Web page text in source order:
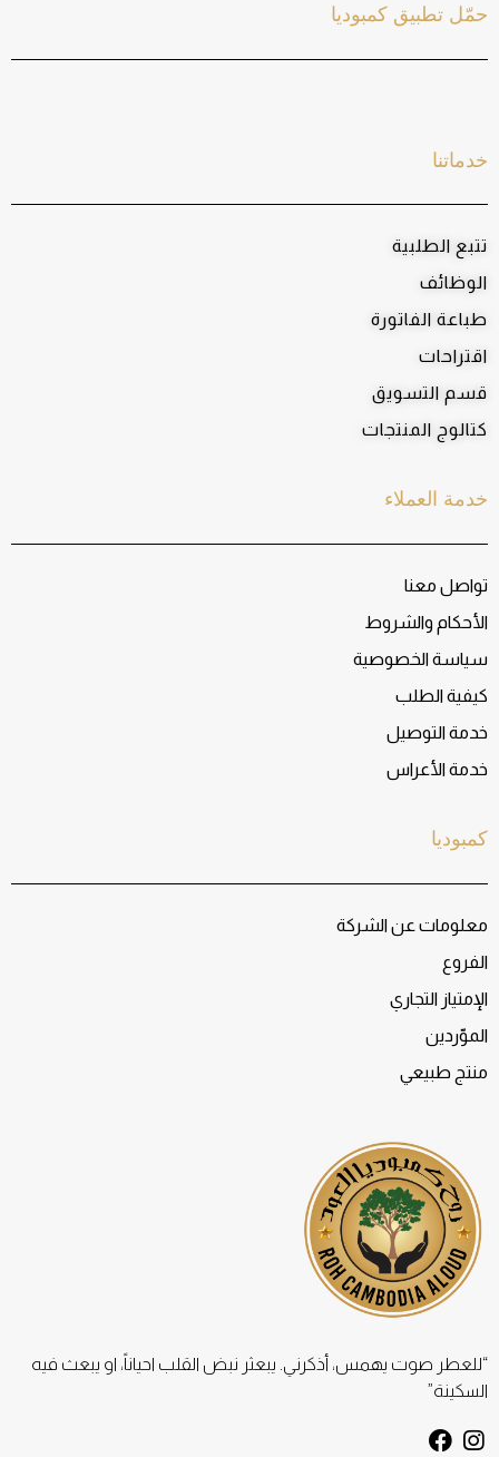
“للعطر صوت يهمس، أذكرني. يبعثر نبض القلب احياناً، او يبعث فيه
السكينة”
I
F
كمبوديا
معلومات عن الشركة
الفروع
الإمتياز التجاري
الموّردين
منتج طبيعي
خدمة العملاء
تواصل معنا
الأحكام والشروط
سياسة الخصوصية
كيفية الطلب
خدمة التوصيل
خدمة الأعراس
خدماتنا
تتبع الطلبية
الوظائف
طباعة الفاتورة
اقتراحات
قسم التسويق
كتالوج المنتجات
حمّل تطبيق كمبوديا